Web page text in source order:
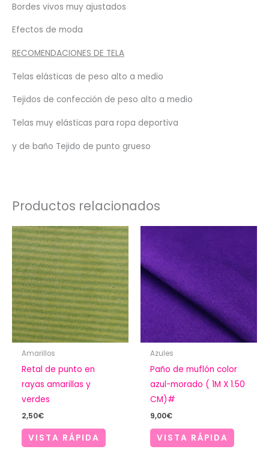
Bordes vivos muy ajustados
Efectos de moda
RECOMENDACIONES DE TELA
Telas elásticas de peso alto a medio
Tejidos de confección de peso alto a medio
Telas muy elásticas para ropa deportiva
y de baño Tejido de punto grueso
Productos relacionados
Amarillos
Retal de punto en
rayas amarillas y
verdes
2,50€
VISTA RÁPIDA
Azules
Paño de muflón color
azul-morado ( 1M X 1.50
CM)#
9,00€
VISTA RÁPIDA